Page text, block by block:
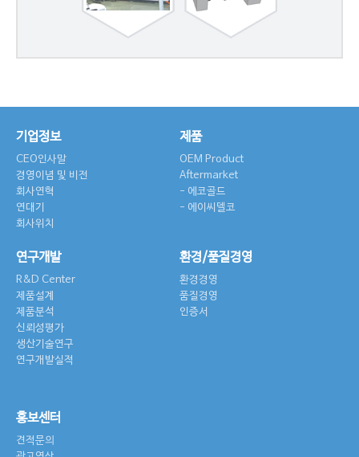
기업정보
CEO인사말
경영이념 및 비전
회사연혁
연대기
회사위치
제품
OEM Product
Aftermarket
에코골드
에이씨델코
연구개발
R&D Center
제품설계
제품분석
신뢰성평가
생산기술연구
연구개발실적
환경/품질경영
환경경영
품질경영
인증서
홍보센터
견적문의